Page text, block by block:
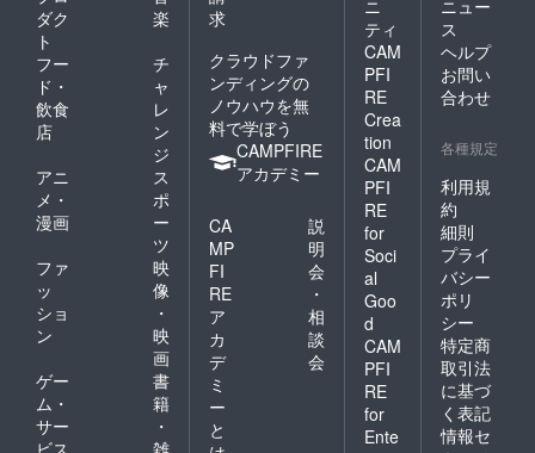
ダク
ト
楽
フー
ド・
飲食
店
チ
ャ
レ
ン
ジ
アニ
メ・
漫画
ス
ポ
ー
ツ
ファ
ッ
ショ
ン
映
像
・
映
画
ゲー
ム・
サー
ビス
書
籍
・
雑
求
クラウドファ
ンディングの
ノウハウを無
料で学ぼう
CAMPFIRE
アカデミー
CA
MP
FI
RE
ア
カ
デ
ミ
ー
と
説
明
会
・
相
談
会
ニ
ティ
CAM
PFI
RE
Crea
tion
CAM
PFI
RE
for
Soci
al
Goo
d
CAM
PFI
RE
for
Ente
ニュー
ス
ヘルプ
お問い
合わせ
各種規定
利用規
約
細則
プライ
バシー
ポリ
シー
特定商
取引法
に基づ
く表記
情報セ